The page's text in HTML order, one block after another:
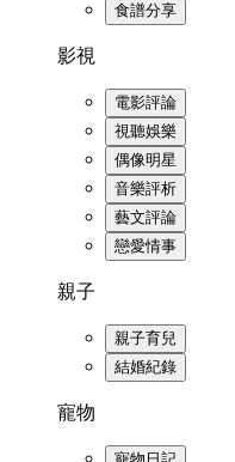
食譜分享
影視
電影評論
視聽娛樂
偶像明星
音樂評析
藝文評論
戀愛情事
親子
親子育兒
結婚紀錄
寵物